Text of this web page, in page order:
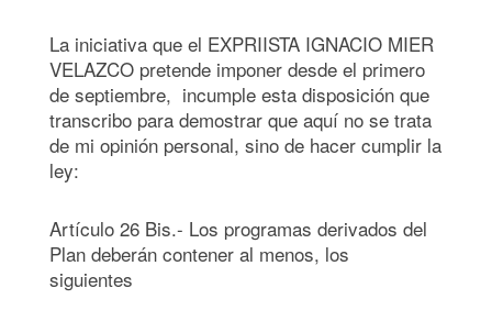
La iniciativa que el EXPRIISTA IGNACIO MIER
VELAZCO pretende imponer desde el primero
de septiembre, incumple esta disposición que
transcribo para demostrar que aquí no se trata
de mi opinión personal, sino de hacer cumplir la
ley:
Artículo 26 Bis.- Los programas derivados del
Plan deberán contener al menos, los
siguientes